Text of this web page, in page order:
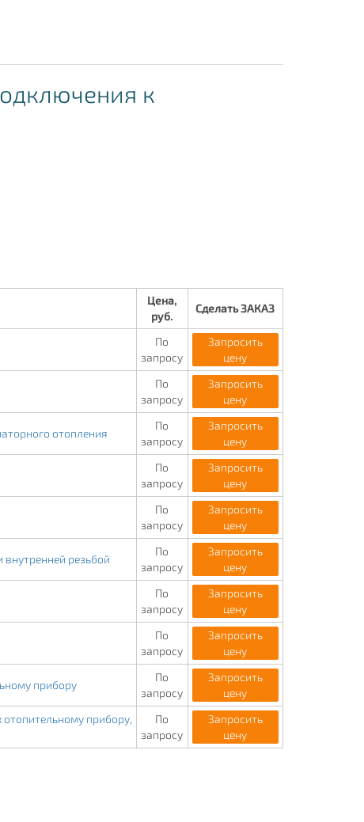
к
Цена,
руб.
Сделать ЗАКАЗ
По
запросу
Запросить
цену
По
запросу
Запросить
цену
отопления
По
запросу
Запросить
цену
По
запросу
Запросить
цену
По
запросу
Запросить
цену
внутренней резьбой
По
запросу
Запросить
цену
По
запросу
Запросить
цену
По
запросу
Запросить
цену
прибору
По
запросу
Запросить
цену
прибору,
По
запросу
Запросить
цену